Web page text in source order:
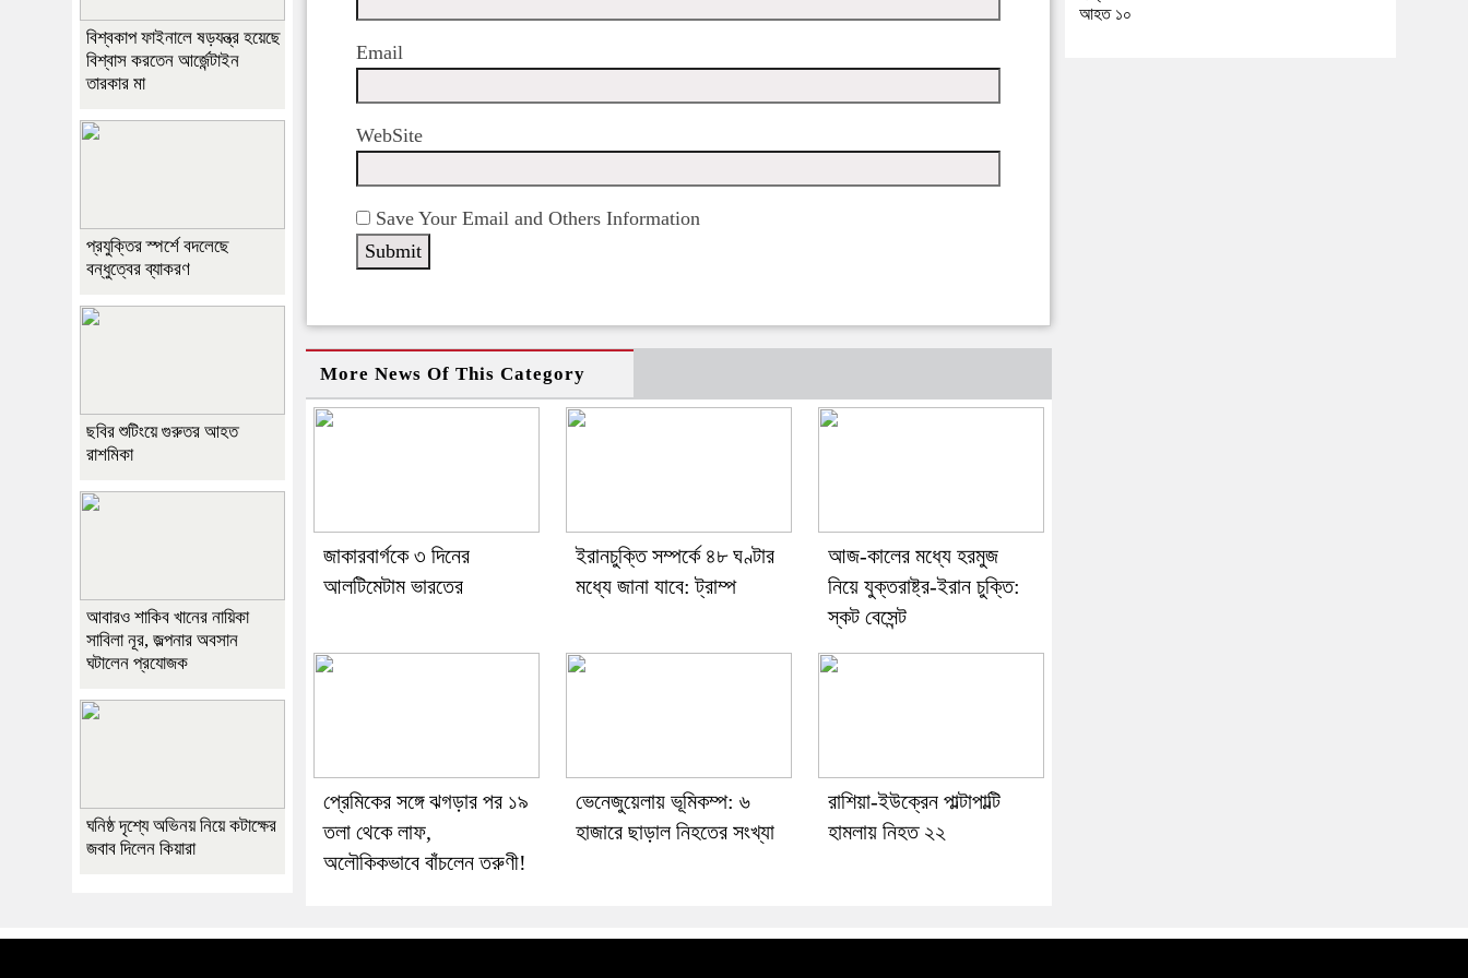
Email
WebSite
Save Your Email and Others Information
More News Of This Category
জাকারবার্গকে ৩ দিনের
আলটিমেটাম ভারতের
ইরানচুক্তি সম্পর্কে ৪৮ ঘণ্টার
মধ্যে জানা যাবে: ট্রাম্প
আজ-কালের মধ্যে হরমুজ
নিয়ে যুক্তরাষ্ট্র-ইরান চুক্তি:
স্কট বেসেন্ট
প্রেমিকের সঙ্গে ঝগড়ার পর ১৯
তলা থেকে লাফ,
অলৌকিকভাবে বাঁচলেন তরুণী!
ভেনেজুয়েলায় ভূমিকম্প: ৬
হাজারে ছাড়াল নিহতের সংখ্যা
রাশিয়া-ইউক্রেন পাল্টাপাল্টি
হামলায় নিহত ২২
বিশ্বকাপ ফাইনালে ষড়যন্ত্র হয়েছে
বিশ্বাস করতেন আর্জেন্টাইন
তারকার মা
প্রযুক্তির স্পর্শে বদলেছে
বন্ধুত্বের ব্যাকরণ
ছবির শুটিংয়ে গুরুতর আহত
রাশমিকা
আবারও শাকিব খানের নায়িকা
সাবিলা নূর, জল্পনার অবসান
ঘটালেন প্রযোজক
ঘনিষ্ঠ দৃশ্যে অভিনয় নিয়ে কটাক্ষের
জবাব দিলেন কিয়ারা
আহত ১০